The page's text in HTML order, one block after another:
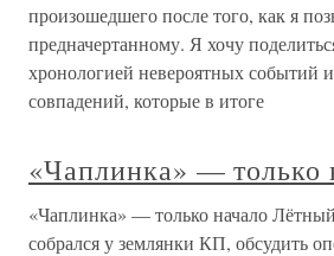
произошедшего после того, как я
предначертанному. Я хочу
хронологией невероятных событий
совпадений, которые в итоге
«Чаплинка» — только
«Чаплинка» — только начало
собрался у землянки КП, обсудить